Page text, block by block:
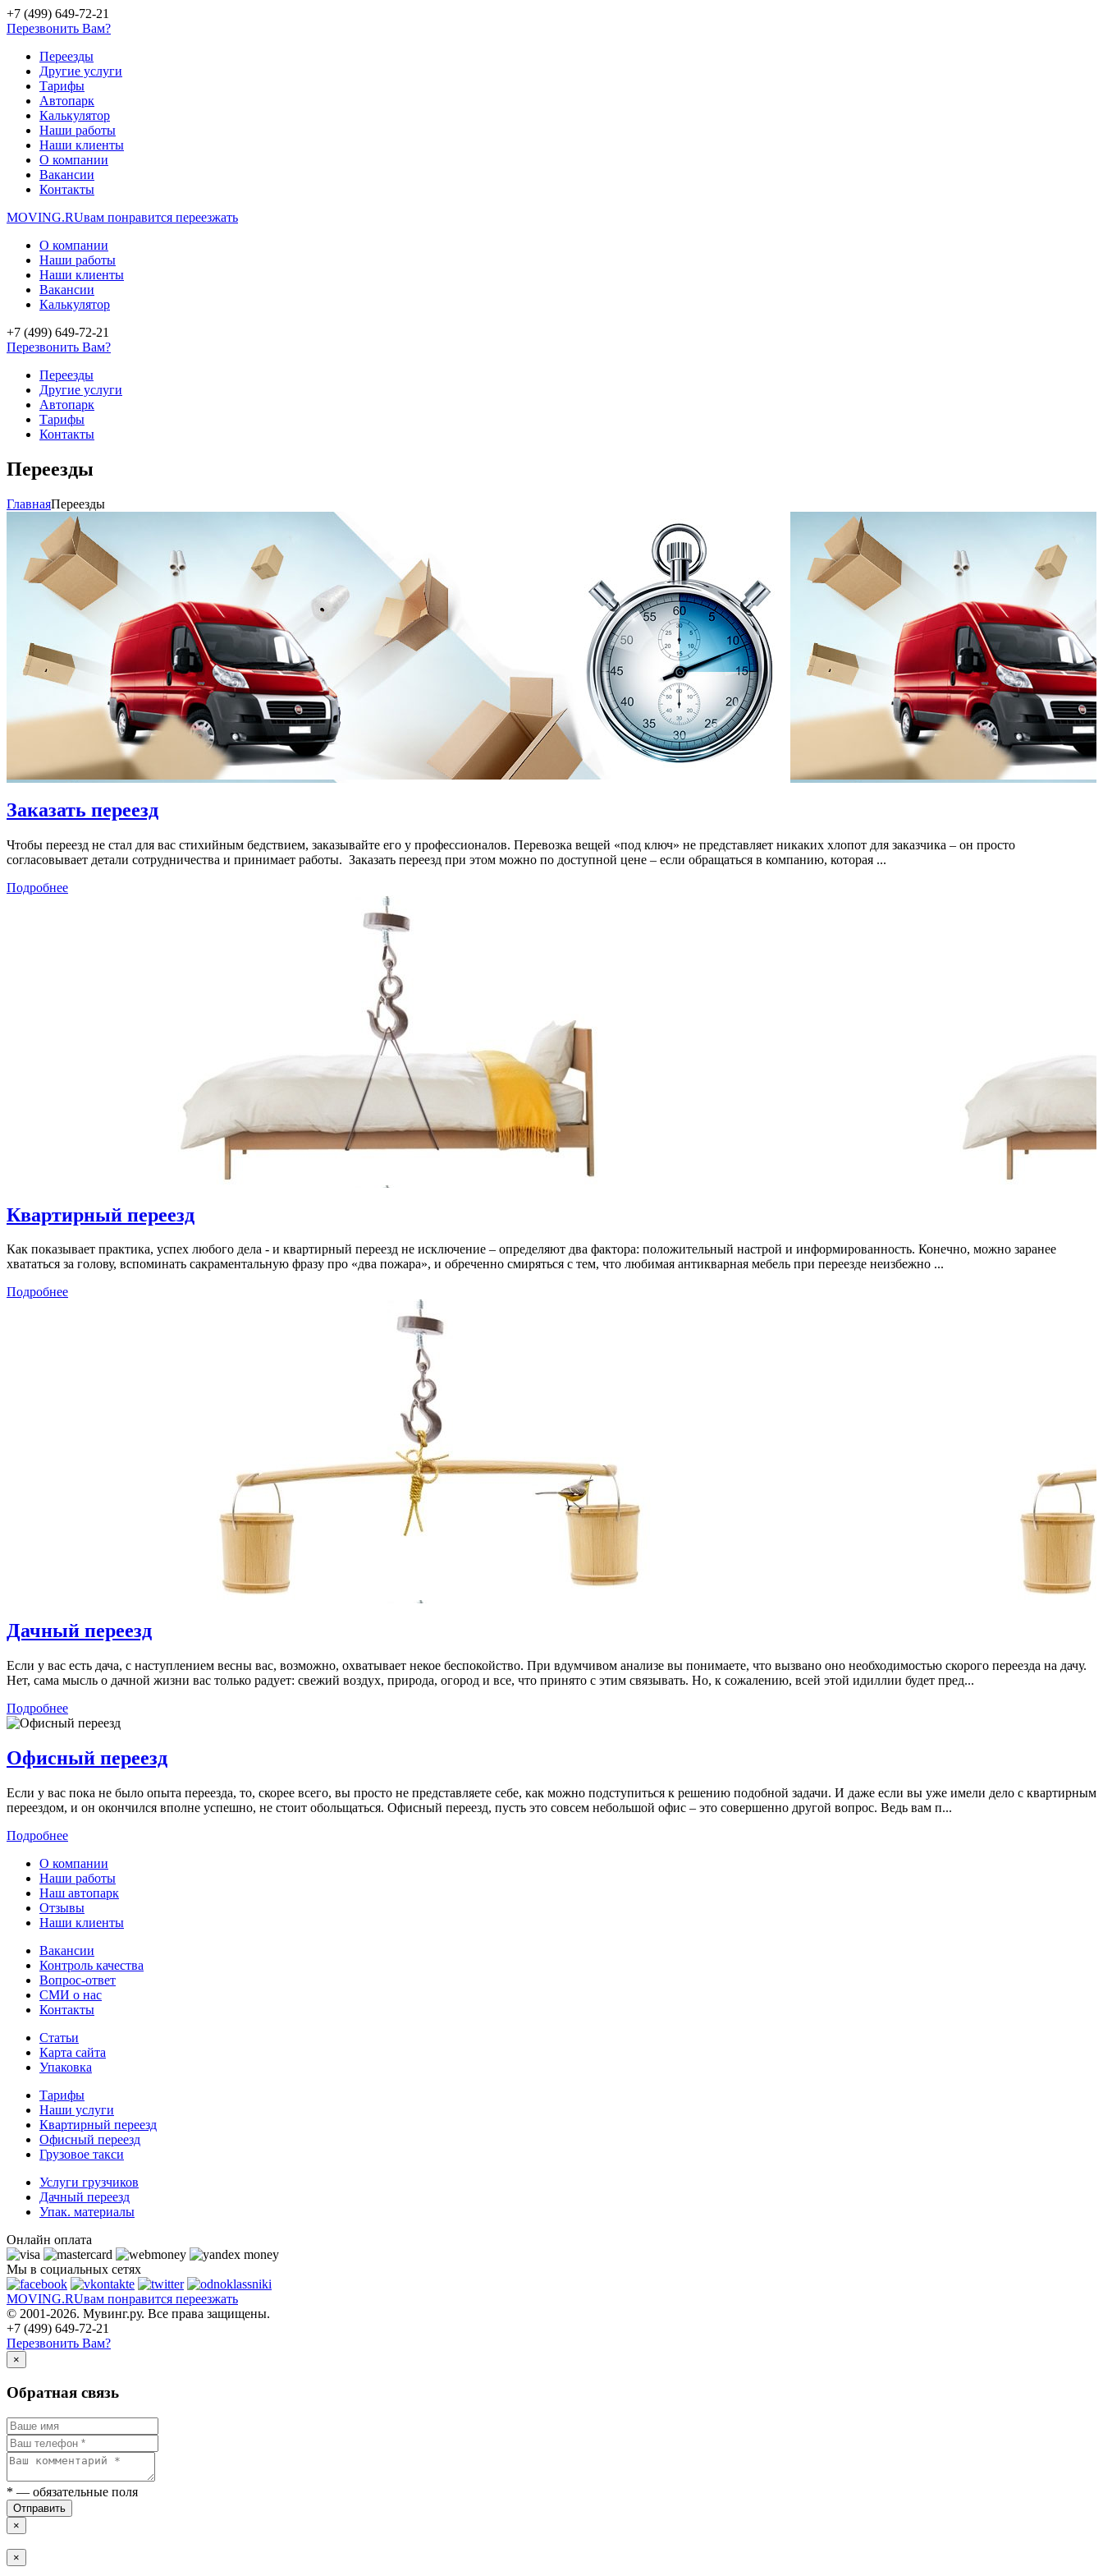
+7 (499) 649-72-21
Перезвонить Вам?
Переезды
Другие услуги
Тарифы
Автопарк
Калькулятор
Наши работы
Наши клиенты
О компании
Вакансии
Контакты
MOVING.RUвам понравится переезжать
О компании
Наши работы
Наши клиенты
Вакансии
Калькулятор
+7 (499) 649-72-21
Перезвонить Вам?
Переезды
Другие услуги
Автопарк
Тарифы
Контакты
Переезды
ГлавнаяПереезды
Заказать переезд
Чтобы переезд не стал для вас стихийным бедствием, заказывайте его у профессионалов. Перевозка вещей «под ключ» не представляет никаких хлопот для заказчика – он просто
согласовывает детали сотрудничества и принимает работы. Заказать переезд при этом можно по доступной цене – если обращаться в компанию, которая ...
Подробнее
Квартирный переезд
Как показывает практика, успех любого дела - и квартирный переезд не исключение – определяют два фактора: положительный настрой и информированность. Конечно, можно заранее
хвататься за голову, вспоминать сакраментальную фразу про «два пожара», и обреченно смиряться с тем, что любимая антикварная мебель при переезде неизбежно ...
Подробнее
Дачный переезд
Если у вас есть дача, с наступлением весны вас, возможно, охватывает некое беспокойство. При вдумчивом анализе вы понимаете, что вызвано оно необходимостью скорого переезда на дачу.
Нет, сама мысль о дачной жизни вас только радует: свежий воздух, природа, огород и все, что принято с этим связывать. Но, к сожалению, всей этой идиллии будет пред...
Подробнее
Офисный переезд
Если у вас пока не было опыта переезда, то, скорее всего, вы просто не представляете себе, как можно подступиться к решению подобной задачи. И даже если вы уже имели дело с квартирным
переездом, и он окончился вполне успешно, не стоит обольщаться. Офисный переезд, пусть это совсем небольшой офис – это совершенно другой вопрос. Ведь вам п...
Подробнее
О компании
Наши работы
Наш автопарк
Отзывы
Наши клиенты
Вакансии
Контроль качества
Вопрос-ответ
СМИ о нас
Контакты
Статьи
Карта сайта
Упаковка
Тарифы
Наши услуги
Квартирный переезд
Офисный переезд
Грузовое такси
Услуги грузчиков
Дачный переезд
Упак. материалы
Онлайн оплата
Мы в социальных сетях
MOVING.RUвам понравится переезжать
© 2001-2026. Мувинг.ру. Все права защищены.
+7 (499) 649-72-21
Перезвонить Вам?
×
Обратная связь
* — обязательные поля
Отправить
×
×